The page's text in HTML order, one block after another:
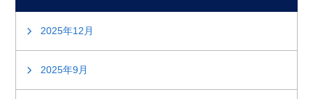
2025年12月
2025年9月